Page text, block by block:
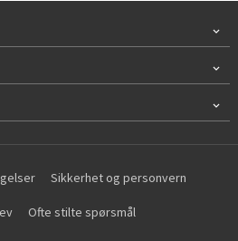
Sikkerhet og personvern
Ofte stilte spørsmål